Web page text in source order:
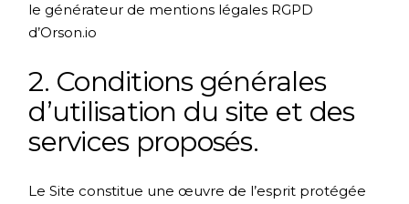
le générateur de mentions légales RGPD
d’Orson.io
2. Conditions générales
d’utilisation du site et des
services proposés.
Le Site constitue une œuvre de l’esprit protégée